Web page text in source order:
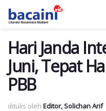
Hari Janda
Juni, Tepat
PBB
ditulis oleh Editor, Solichan Arif